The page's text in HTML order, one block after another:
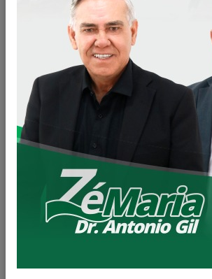
A Prefeitura Municipal de Loanda
a visita institucional do deputado federal
Wandscheer, que esteve no município
importantes obras e ações viabilizadas
A agenda teve início com a vistoria das
pavimentação da Estrada do Bau, onde